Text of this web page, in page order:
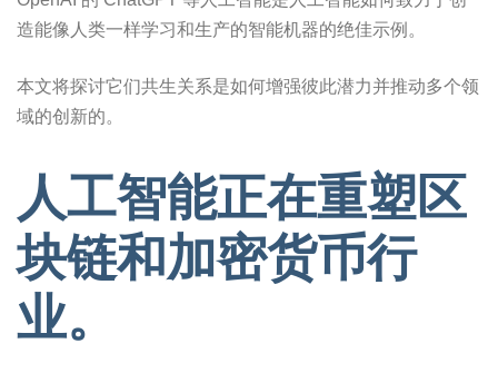
造能像人类一样学习和生产的智能机器的绝佳示例。
本文将探讨它们共生关系是如何增强彼此潜力并推动多个领
域的创新的。
人工智能正在重塑区
块链和加密货币行
业。